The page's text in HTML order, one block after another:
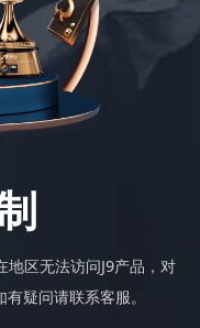
区无法访问J9产品，对
疑问请联系客服。